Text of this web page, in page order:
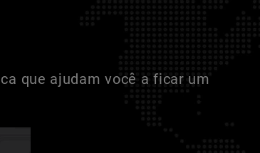
que ajudam você a ficar um